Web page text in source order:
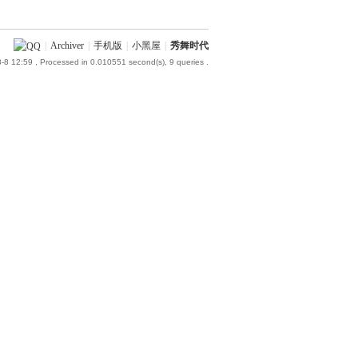
Archiver 手机版 小黑屋 秀舞时代
8 12:59 , Processed in 0.010551 second(s), 9 queries .